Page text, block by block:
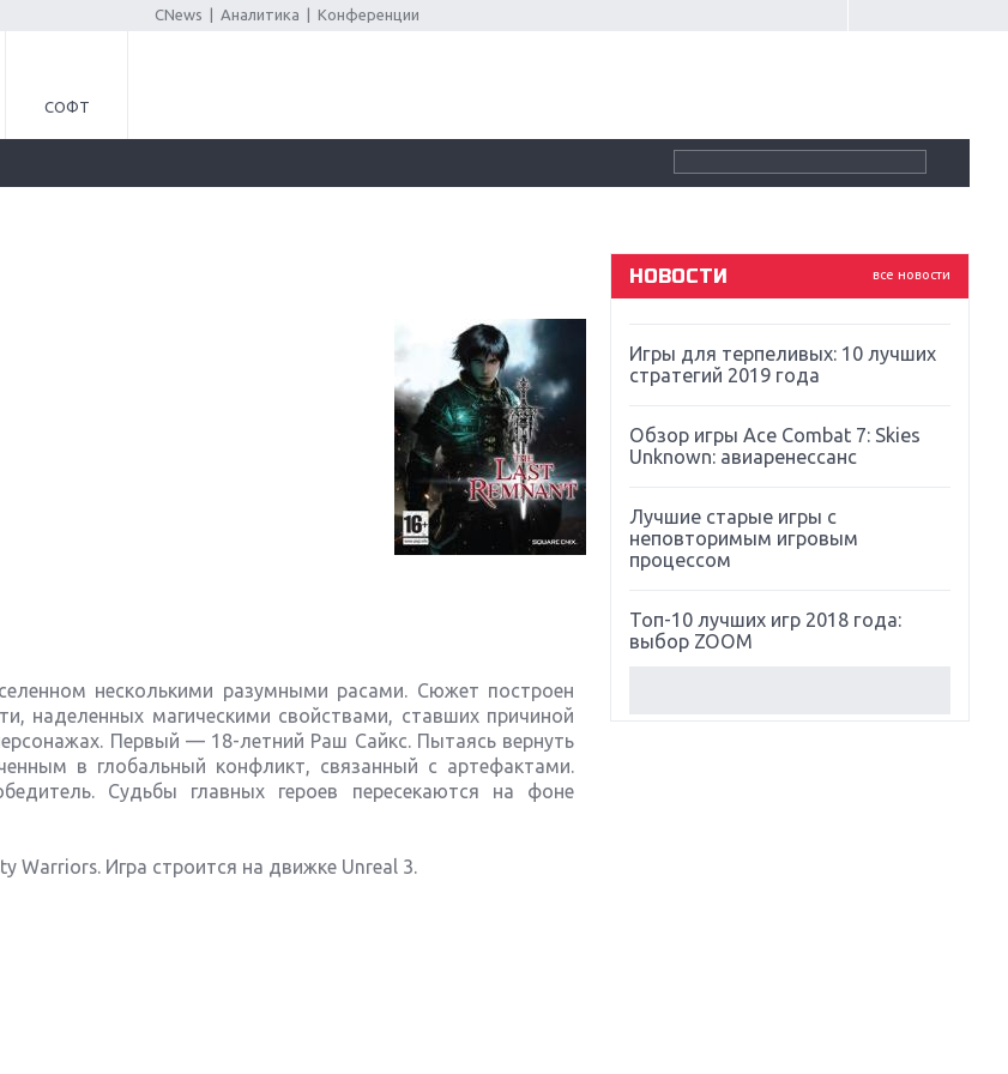
CNews Аналитика Конференции
СОФТ
несколькими разумными расами. Сюжет построен
наделенных магическими свойствами, ставших причиной
Первый — 18-летний Раш Сайкс. Пытаясь вернуть
в глобальный конфликт, связанный с артефактами.
Судьбы главных героев пересекаются на фоне
Warriors. Игра строится на движке Unreal 3.
все новости
НОВОСТИ
Souls
Far Cry 5: хвалить нельзя ругать
Игры для терпеливых: 10 лучших
стратегий 2019 года
Обзор игры Ace Combat 7: Skies
Unknown: авиаренессанс
Лучшие старые игры с
неповторимым игровым
процессом
Топ-10 лучших игр 2018 года:
выбор ZOOM